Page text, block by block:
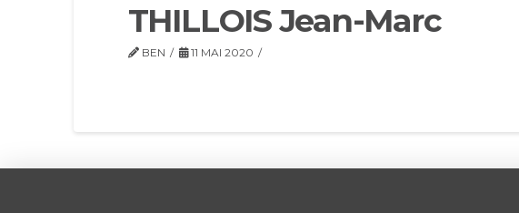
THILLOIS Jean-Marc
BEN 11 MAI 2020